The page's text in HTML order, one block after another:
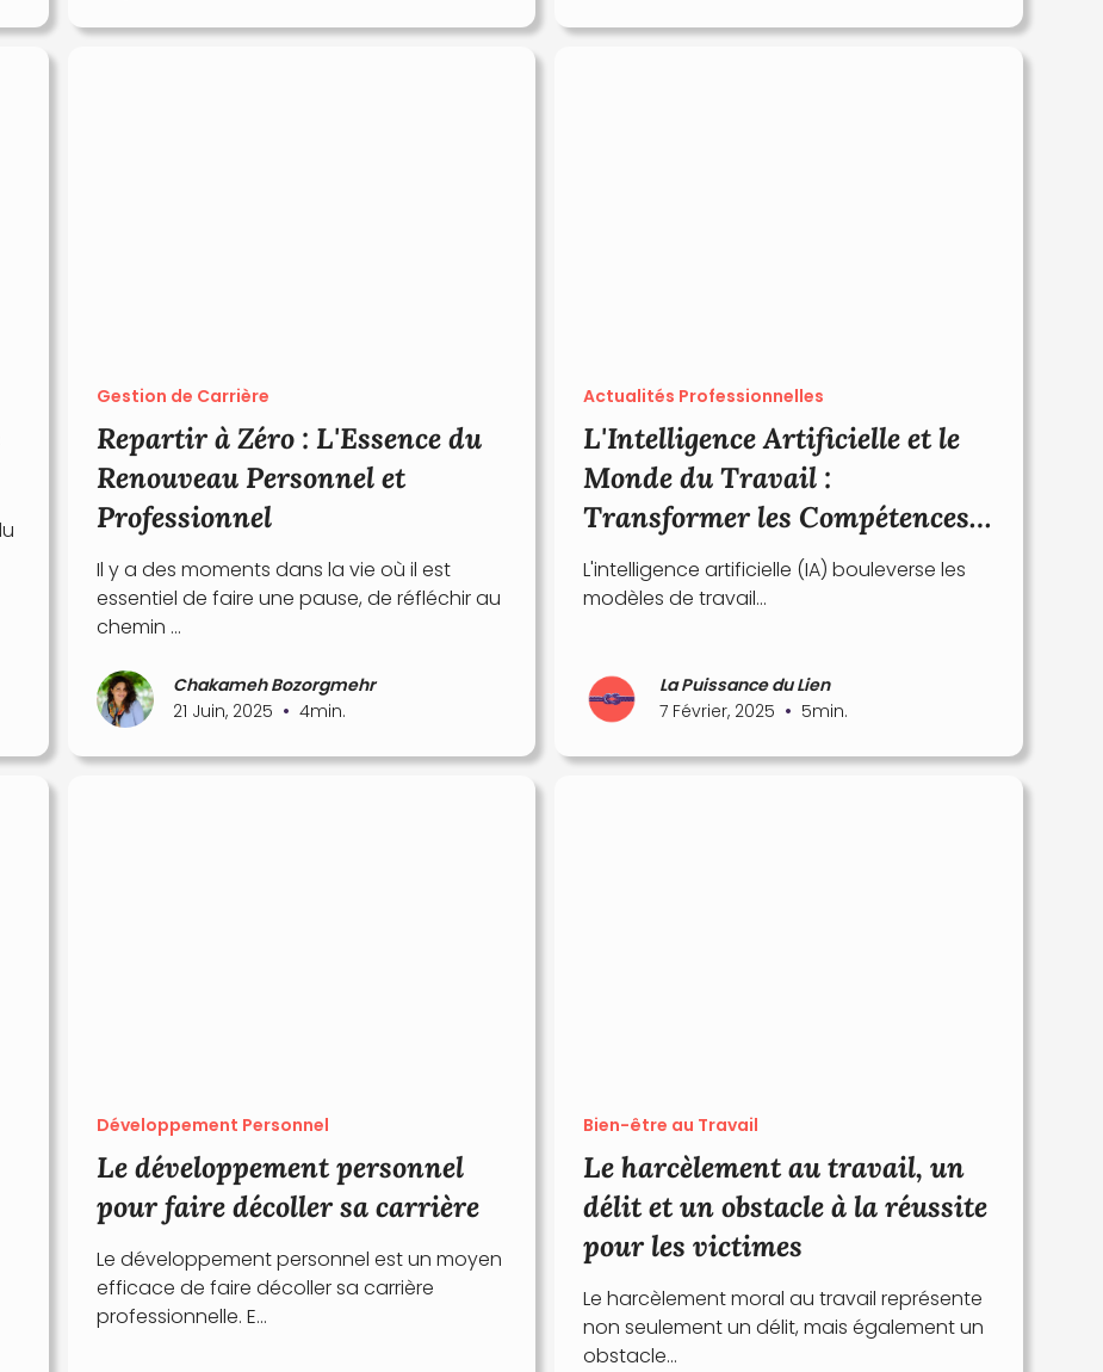
Gestion de Carrière
Repartir à Zéro : L'Essence du
Renouveau Personnel et
Professionnel
Il y a des moments dans la vie où il est
essentiel de faire une pause, de réfléchir au
chemin ...
Chakameh Bozorgmehr
21 Juin, 2025 • 4min.
Actualités Professionnelles
L'Intelligence Artificielle et le
Monde du Travail :
Transformer les Compétences
pour l'Avenir
L'intelligence artificielle (IA) bouleverse les
modèles de travail...
La Puissance du Lien
7 Février, 2025 • 5min.
Développement Personnel
Le développement personnel
pour faire décoller sa carrière
Le développement personnel est un moyen
efficace de faire décoller sa carrière
professionnelle. E...
Bien-être au Travail
Le harcèlement au travail, un
délit et un obstacle à la réussite
pour les victimes
Le harcèlement moral au travail représente
non seulement un délit, mais également un
obstacle...